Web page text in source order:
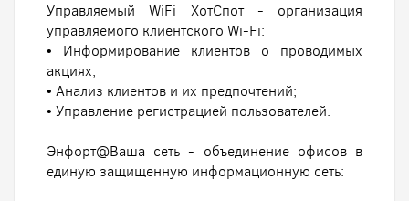
Управляемый WiFi ХотСпот - организация
управляемого клиентского Wi-Fi:
• Информирование клиентов о проводимых
акциях;
• Анализ клиентов и их предпочтений;
• Управление регистрацией пользователей.
Энфорт@Ваша сеть - объединение офисов в
единую защищенную информационную сеть: